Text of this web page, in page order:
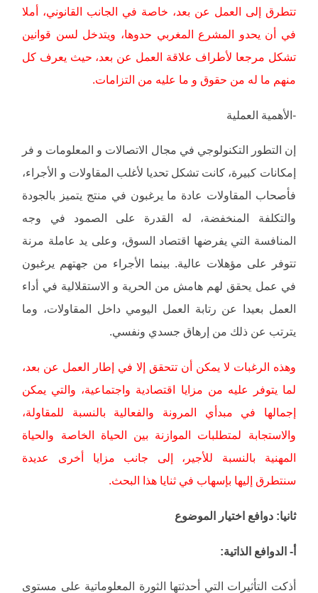
تتطرق إلى العمل عن بعد، خاصة في الجانب القانوني، أملا
في أن يحدو المشرع المغربي حدوها، ويتدخل لسن قوانين
تشكل مرجعا لأطراف علاقة العمل عن بعد، حيث يعرف كل
منهم ما له من حقوق و ما عليه من التزامات.
-الأهمية العملية
إن التطور التكنولوجي في مجال الاتصالات و المعلومات و فر
إمكانات كبيرة، كانت تشكل تحديا لأغلب المقاولات و الأجراء،
فأصحاب المقاولات عادة ما يرغبون في منتج يتميز بالجودة
والتكلفة المنخفضة، له القدرة على الصمود في وجه
المنافسة التي يفرضها اقتصاد السوق، وعلى يد عاملة مرنة
تتوفر على مؤهلات عالية. بينما الأجراء من جهتهم يرغبون
في عمل يحقق لهم هامش من الحرية و الاستقلالية في أداء
العمل بعيدا عن رتابة العمل اليومي داخل المقاولات، وما
يترتب عن ذلك من إرهاق جسدي ونفسي.
وهذه الرغبات لا يمكن أن تتحقق إلا في إطار العمل عن بعد،
لما يتوفر عليه من مزايا اقتصادية واجتماعية، والتي يمكن
إجمالها في مبدأي المرونة والفعالية بالنسبة للمقاولة،
والاستجابة لمتطلبات الموازنة بين الحياة الخاصة والحياة
المهنية بالنسبة للأجير، إلى جانب مزايا أخرى عديدة
سنتطرق إليها بإسهاب في ثنايا هذا البحث.
ثانيا: دوافع اختيار الموضوع
أ‌- الدوافع الذاتية:
أذكت التأثيرات التي أحدثتها الثورة المعلوماتية على مستوى